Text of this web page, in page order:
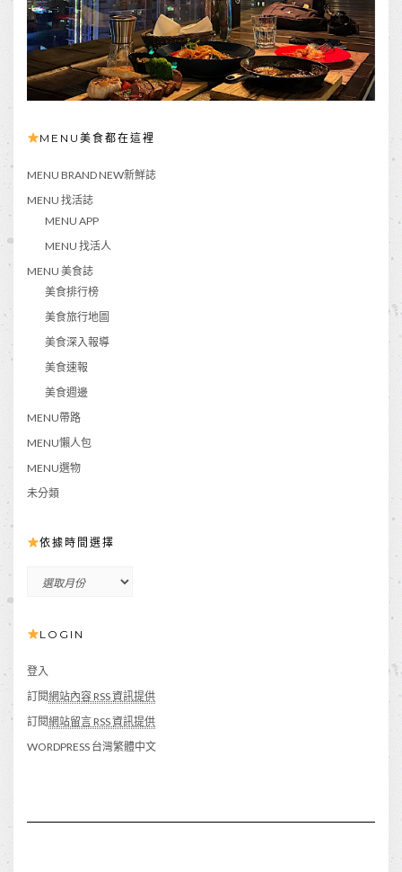
MENU美食都在這裡
MENU BRAND NEW新鮮誌
MENU 找活誌
MENU APP
MENU 找活人
MENU 美食誌
美食排行榜
美食旅行地圖
美食深入報導
美食速報
美食週邊
MENU帶路
MENU懶人包
MENU選物
未分類
依據時間選擇
間
擇
LOGIN
登入
訂閱網站內容 RSS 資訊提供
訂閱網站留言 RSS 資訊提供
WORDPRESS 台灣繁體中文